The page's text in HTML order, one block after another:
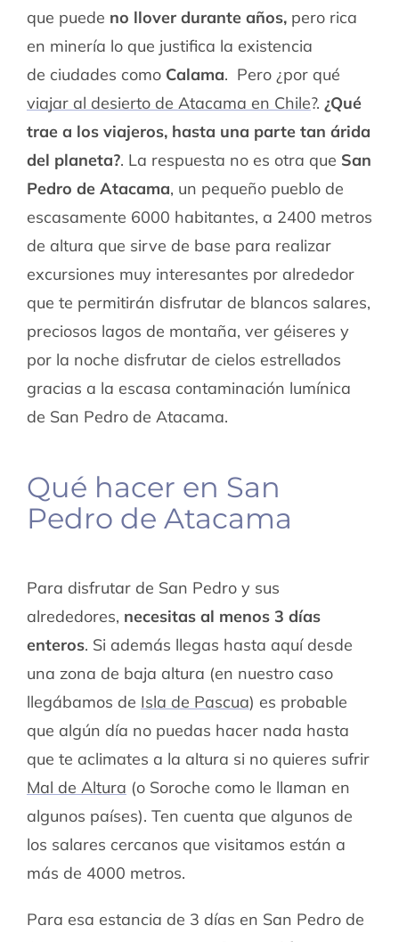
que puede no llover durante años,pero rica
en minería lo que justifica la existencia
de ciudades como Calama. Pero ¿por qué
viajar al desierto de Atacama en Chile?. ¿Qué
trae a los viajeros, hasta una parte tan árida
del planeta?. La respuesta no es otra que San
Pedro de Atacama, un pequeño pueblo de
escasamente 6000 habitantes, a 2400 metros
de altura que sirve de base para realizar
excursiones muy interesantes por alrededor
que te permitirán disfrutar de blancos salares,
preciosos lagos de montaña, ver géiseres y
por la noche disfrutar de cielos estrellados
gracias a la escasa contaminación lumínica
de San Pedro de Atacama.
Qué hacer en San
Pedro de Atacama
Para disfrutar de San Pedro y sus
alrededores, necesitas al menos 3 días
enteros. Si además llegas hasta aquí desde
una zona de baja altura (en nuestro caso
llegábamos de Isla de Pascua) es probable
que algún día no puedas hacer nada hasta
que te aclimates a la altura si no quieres sufrir
Mal de Altura (o Soroche como le llaman en
algunos países). Ten cuenta que algunos de
los salares cercanos que visitamos están a
más de 4000 metros.
Para esa estancia de 3 días en San Pedro de